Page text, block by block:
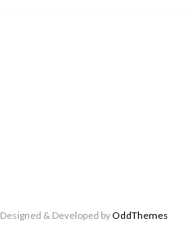
Designed & Developed byOddThemes